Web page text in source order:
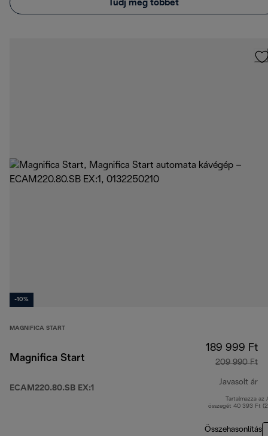
Tudj meg többet
-10%
MAGNIFICA START
Magnifica Start
ECAM220.80.SB EX:1
189 999 Ft
209 990 Ft
Javasolt ár
Tartalmazza az
összegét 40 393 Ft
Összehasonlítás